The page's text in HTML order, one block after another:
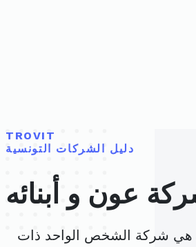
TROVIT
دليل الشركات التونسية
عون و أبنائه
هي شركة الشخص الواحد ذات